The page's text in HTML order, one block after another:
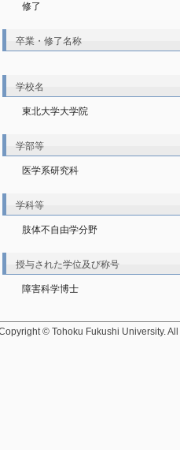
修了
卒業・修了名称
学校名
東北大学大学院
学部等
医学系研究科
学科等
肢体不自由学分野
授与された学位及び称号
障害科学博士